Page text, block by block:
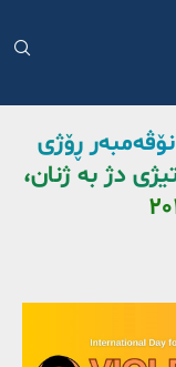
هەنگاو بە بۆنەی ٢٥ی نۆڤەمبەر ڕۆژی
دژ بە ژنان،